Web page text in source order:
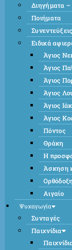
Διηγήματα –
Ποιήματα
Συνεντεύξεις
Ειδικά
Άγιος
Άγιος
Άγιος
Άγιος
Άγιος
Άγιος
Πόντος
Θράκη
Η
Άσκηση
Αιγαίο
Ψυχαγωγία
Συνταγές
Παιχνίδια